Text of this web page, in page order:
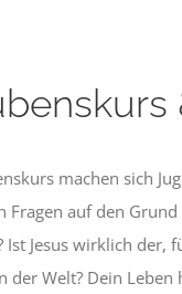
machen sich
Fragen auf den
Ist Jesus wirklich der,
der Welt? Dein